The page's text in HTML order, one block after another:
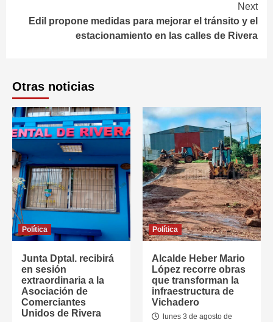
Next
Edil propone medidas para mejorar el tránsito y el
estacionamiento en las calles de Rivera
Otras noticias
Política
Junta Dptal. recibirá
en sesión
extraordinaria a la
Asociación de
Comerciantes
Unidos de Rivera
Política
Alcalde Heber Mario
López recorre obras
que transforman la
infraestructura de
Vichadero
lunes 3 de agosto de